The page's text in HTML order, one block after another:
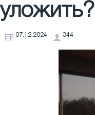
уложить?
07.12.2024 344